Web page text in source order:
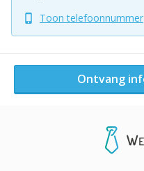
Waarom kiezen voor
Vol spanning,
Geschikt voor
Binnen en buiten te
Toon telefoonnummer
Ontvang